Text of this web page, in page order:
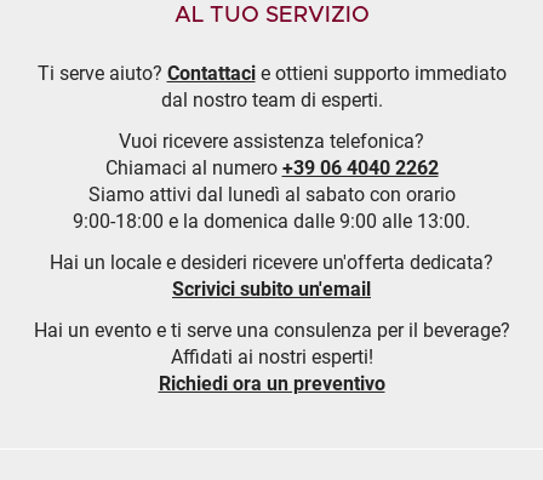
AL TUO SERVIZIO
Ti serve aiuto? Contattacie ottieni supporto immediato
dal nostro team di esperti.
Vuoi ricevere assistenza telefonica?
Chiamaci al numero +39 06 4040 2262
Siamo attivi dal lunedì al sabato con orario
9:00-18:00 e la domenica dalle 9:00 alle 13:00.
Hai un locale e desideri ricevere un'offerta dedicata?
Scrivici subito un'email
Hai un evento e ti serve una consulenza per il beverage?
Affidati ai nostri esperti!
Richiedi ora un preventivo